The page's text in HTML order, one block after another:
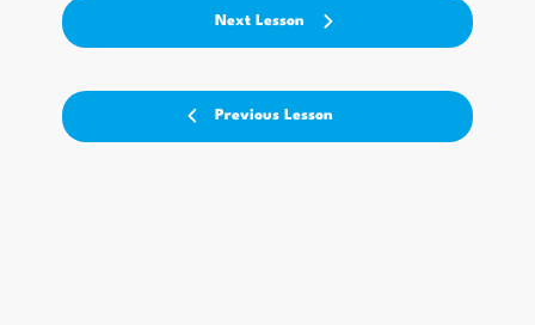
Previous Lesson
Next Lesson